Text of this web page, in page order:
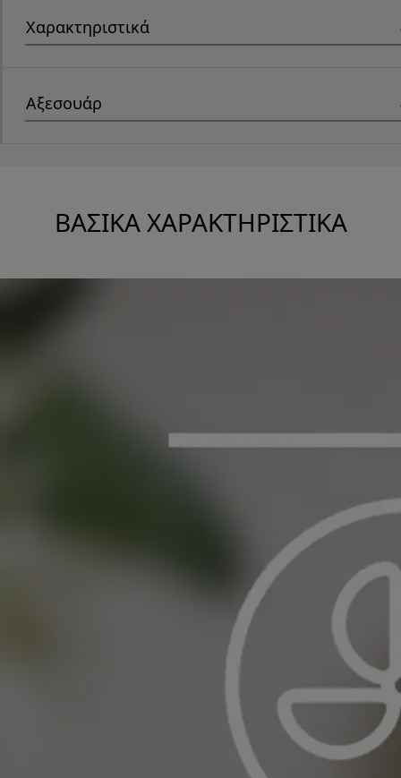
Χαρακτηριστικά
Αξεσουάρ
ΒΑΣΙΚΆ ΧΑΡΑΚΤΗΡΙΣΤΙΚΆ